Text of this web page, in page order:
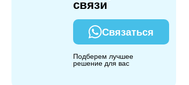
связи
Связаться
Подберем лучшее
решение для вас